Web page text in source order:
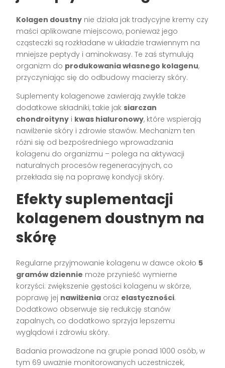
Kolagen doustny nie działa jak tradycyjne kremy czy
maści aplikowane miejscowo, ponieważ jego
cząsteczki są rozkładane w układzie trawiennym na
mniejsze peptydy i aminokwasy. Te zaś stymulują
organizm do produkowania własnego kolagenu,
przyczyniając się do odbudowy macierzy skóry.
Suplementy kolagenowe zawierają zwykle także
dodatkowe składniki, takie jak siarczan
chondroityny i kwas hialuronowy, które wspierają
nawilżenie skóry i zdrowie stawów. Mechanizm ten
różni się od bezpośredniego wprowadzania
kolagenu do organizmu – polega na aktywacji
naturalnych procesów regeneracyjnych, co
przekłada się na poprawę kondycji skóry.
Efekty suplementacji
kolagenem doustnym na
skórę
Regularne przyjmowanie kolagenu w dawce około 5
gramów dziennie może przynieść wymierne
korzyści: zwiększenie gęstości kolagenu w skórze,
poprawę jej nawilżenia oraz elastyczności.
Dodatkowo obserwuje się redukcję stanów
zapalnych, co dodatkowo sprzyja lepszemu
wyglądowi i zdrowiu skóry.
Badania prowadzone na grupie ponad 1000 osób, w
tym 69 uważnie monitorowanych uczestniczek,